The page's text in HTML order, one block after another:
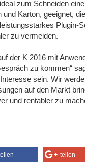
zum Schneiden
und Karton, geeignet,
Plugin-
zu vermeiden.
der K 2016 mit
zu kommen“
sein. Wir
auf den Markt
und rentabler zu
teilen